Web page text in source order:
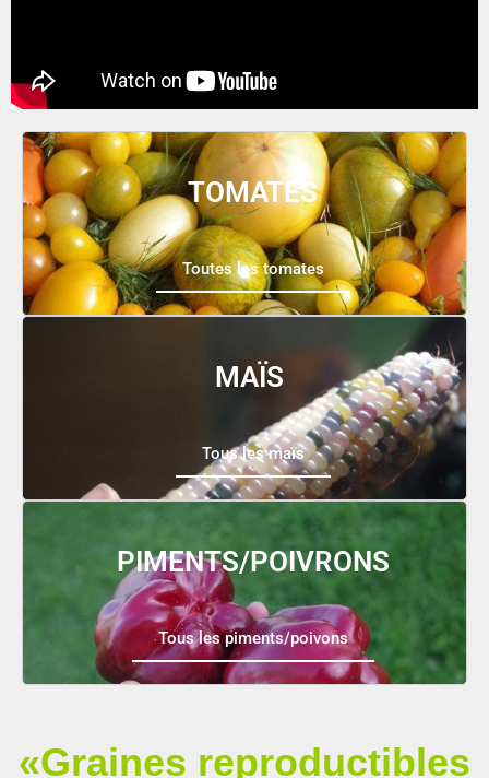
TOMATES
Toutes les tomates
MAÏS
Tous les maïs
PIMENTS/POIVRONS
Tous les piments/poivons
«Graines reproductibles